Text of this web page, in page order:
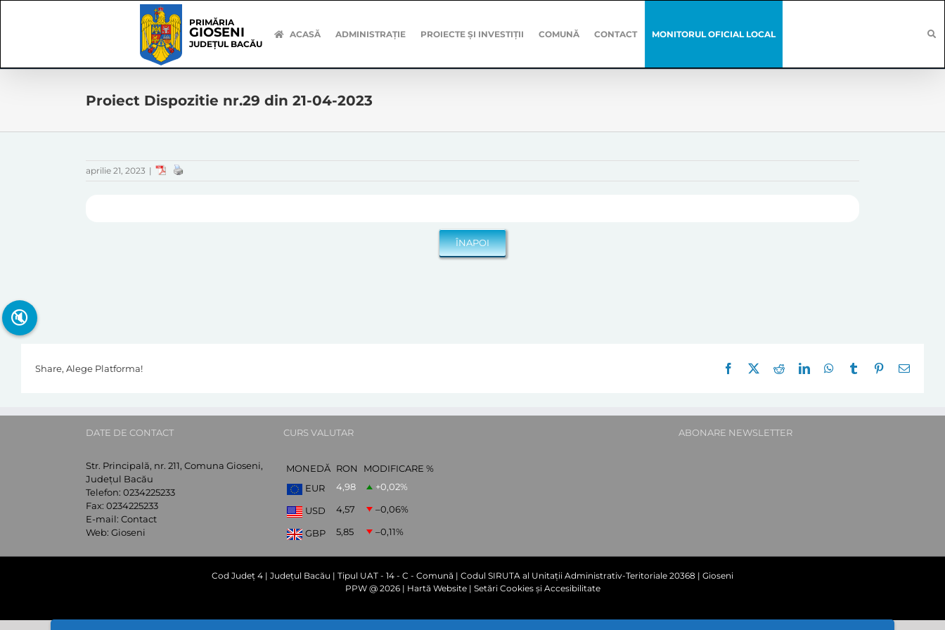
PRIMĂRIA
GIOSENI
JUDEȚUL BACĂU
ACASĂ ADMINISTRAȚIE PROIECTE ȘI INVESTIȚII COMUNĂ CONTACT MONITORUL OFICIAL LOCAL
Proiect Dispozitie nr.29 din 21-04-2023
aprilie 21, 2023 |
Share, Alege Platforma! Facebook RedditLinkedInWhatsApp
Tumblr Pinterest
E-
DATE DE CONTACT
Str. Principală, nr. 211, Comuna Gioseni,
Județul Bacău
Telefon: 0234225233
Fax: 0234225233
E-mail: Contact
Web: Gioseni
CURS VALUTAR
MONEDĂ RON
MODIFICARE %
EUR
4,98 +0,02%
USD 4,57 –0,06%
GBP 5,85 –0,11%
ABONARE NEWSLETTER
Cod Județ 4 | Județul Bacău | Tipul UAT - 14 - C - Comună | Codul SIRUTA al Unitații Administrativ-Teritoriale 20368 | Gioseni
PPW @ 2026 | Hartă Website| Setări Cookies și Accesibilitate
🔇